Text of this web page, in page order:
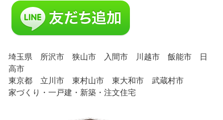
埼玉県 所沢市 狭山市 入間市 川越市 飯能市 日
高市
東京都 立川市 東村山市 東大和市 武蔵村市
家づくり・一戸建・新築・注文住宅